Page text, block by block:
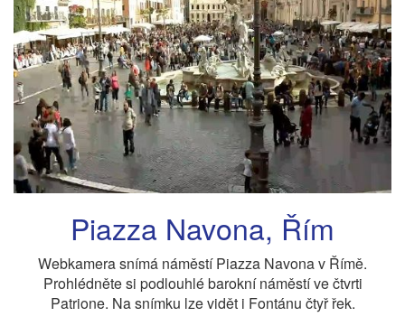
Piazza Navona, Řím
Webkamera snímá náměstí Piazza Navona v Římě.
Prohlédněte si podlouhlé barokní náměstí ve čtvrti
Patrione. Na snímku lze vidět i Fontánu čtyř řek.